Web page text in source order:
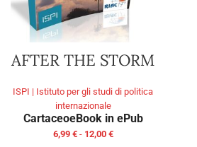
AFTER THE STORM
ISPI | Istituto per gli studi di politica
internazionale
CartaceoeBook in ePub
6,99 € - 12,00 €